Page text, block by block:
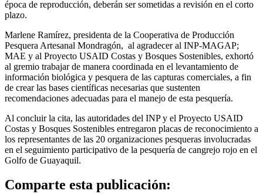
época de reproducción, deberán ser sometidas a revisión en el corto
plazo.
Marlene Ramírez, presidenta de la Cooperativa de Producción
Pesquera Artesanal Mondragón, al agradecer al INP-MAGAP;
MAE y al Proyecto USAID Costas y Bosques Sostenibles, exhortó
al gremio trabajar de manera coordinada en el levantamiento de
información biológica y pesquera de las capturas comerciales, a fin
de crear las bases científicas necesarias que sustenten
recomendaciones adecuadas para el manejo de esta pesquería.
Al concluir la cita, las autoridades del INP y el Proyecto USAID
Costas y Bosques Sostenibles entregaron placas de reconocimiento a
los representantes de las 20 organizaciones pesqueras involucradas
en el seguimiento participativo de la pesquería de cangrejo rojo en el
Golfo de Guayaquil.
Comparte esta publicación: